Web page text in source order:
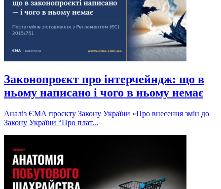
Законопроєкт про інтерчейндж: що в
ньому написано і чого в ньому немає
Аналіз ЄМА проєкту Закону України «Про внесення змін до
Закону України “Про плат...